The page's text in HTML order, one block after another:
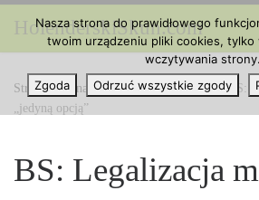
Przejdź do treści
HolenderskiSkun.com
Strona główna » Marihuana na Świecie » BS:
„jedyną opcją”
BS: Legalizacja
Nasza strona do prawidłowego
twoim urządzeniu pliki cookies, tylko
wczytywania strony.
Zgoda
Odrzuć wszystkie zgody